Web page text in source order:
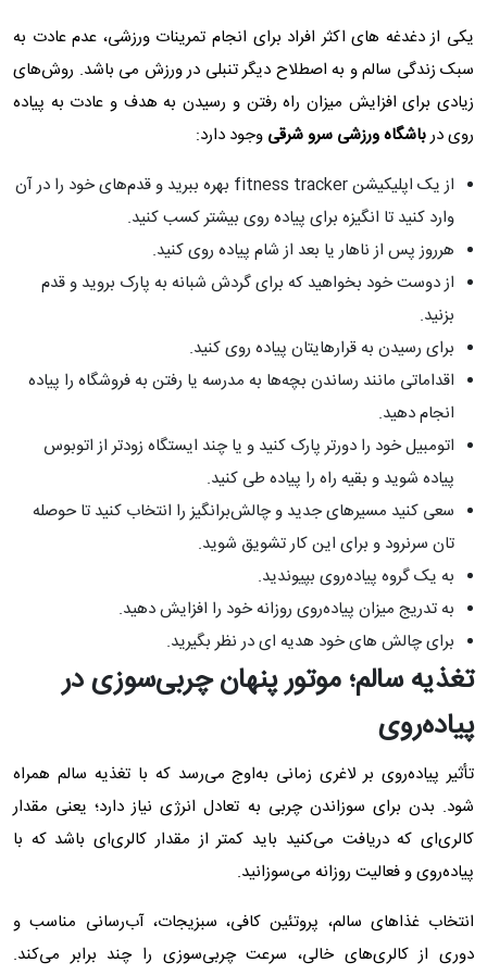
یکی از دغدغه های اکثر افراد برای انجام تمرینات ورزشی، عدم عادت به
سبک زندگی سالم و به اصطلاح دیگر تنبلی در ورزش می باشد. روش‌های
زیادی برای افزایش میزان راه رفتن و رسیدن به هدف و عادت به پیاده
روی درباشگاه ورزشی سرو شرقی وجود دارد:
از یک اپلیکیشن fitness tracker بهره ببرید و قدم‌های خود را در آن
وارد کنید تا انگیزه برای پیاده روی بیشتر کسب کنید.
هرروز پس از ناهار یا بعد از شام پیاده روی کنید.
از دوست خود بخواهید که برای گردش شبانه به پارک بروید و قدم
بزنید.
برای رسیدن به قرارهایتان پیاده روی کنید.
اقداماتی مانند رساندن بچه‌ها به مدرسه یا رفتن به فروشگاه را پیاده
انجام دهید.
اتومبیل خود را دورتر پارک کنید و یا چند ایستگاه زودتر از اتوبوس
پیاده شوید و بقیه راه را پیاده طی کنید.
سعی کنید مسیرهای جدید و چالش‌برانگیز را انتخاب کنید تا حوصله
تان سرنرود و برای این کار تشویق شوید.
به یک گروه پیاده‌روی بپیوندید.
به ‌تدریج میزان پیاده‌روی روزانه خود را افزایش دهید.
برای چالش های خود هدیه ای در نظر بگیرید.
تغذیه سالم؛ موتور پنهان چربی‌سوزی در
پیاده‌روی
تأثیر پیاده‌روی بر لاغری زمانی به‌اوج می‌رسد که با تغذیه سالم همراه
شود. بدن برای سوزاندن چربی به تعادل انرژی نیاز دارد؛ یعنی مقدار
کالری‌ای که دریافت می‌کنید باید کمتر از مقدار کالری‌ای باشد که با
پیاده‌روی و فعالیت روزانه می‌سوزانید.
انتخاب غذاهای سالم، پروتئین کافی، سبزیجات، آب‌رسانی مناسب و
دوری از کالری‌های خالی، سرعت چربی‌سوزی را چند برابر می‌کند.